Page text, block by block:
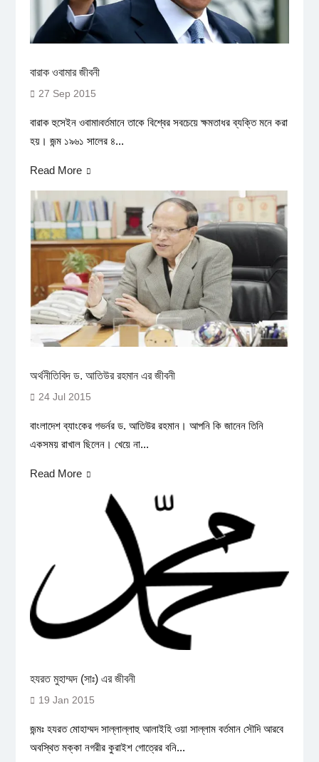
বারাক ওবামার জীবনী
27 Sep 2015
বারাক হুসেইন ওবামা৷বর্তমানে তাকে বিশ্বের সবচেয়ে ক্ষমতাধর ব্যক্তি মনে করা
হয়। জন্ম ১৯৬১ সালের ৪...
Read More
অর্থনীতিবিদ ড. আতিউর রহমান এর জীবনী
24 Jul 2015
বাংলাদেশ ব্যাংকের গভর্নর ড. আতিউর রহমান। আপনি কি জানেন তিনি
একসময় রাখাল ছিলেন। খেয়ে না...
Read More
হযরত মুহাম্মদ (সাঃ) এর জীবনী
19 Jan 2015
জন্মঃ হযরত মোহাম্মদ সাল্লাল্লাহু আলাইহি ওয়া সাল্লাম বর্তমান সৌদি আরবে
অবস্থিত মক্কা নগরীর কুরাইশ গোত্রের বনি...